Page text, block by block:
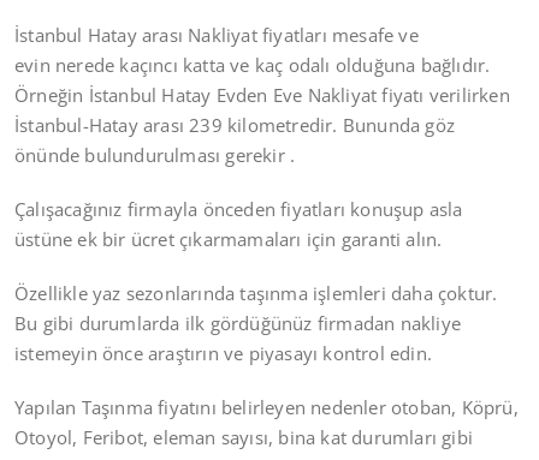
İstanbul Hatay arası Nakliyat fiyatları mesafe ve
evin nerede kaçıncı katta ve kaç odalı olduğuna bağlıdır.
Örneğin İstanbul Hatay Evden Eve Nakliyat fiyatı verilirken
İstanbul-Hatay arası 239 kilometredir. Bununda göz
önünde bulundurulması gerekir .
Çalışacağınız firmayla önceden fiyatları konuşup asla
üstüne ek bir ücret çıkarmamaları için garanti alın.
Özellikle yaz sezonlarında taşınma işlemleri daha çoktur.
Bu gibi durumlarda ilk gördüğünüz firmadan nakliye
istemeyin önce araştırın ve piyasayı kontrol edin.
Yapılan Taşınma fiyatını belirleyen nedenler otoban, Köprü,
Otoyol, Feribot, eleman sayısı, bina kat durumları gibi